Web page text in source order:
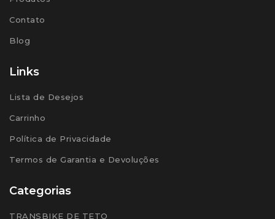
Contato
Blog
Links
Lista de Desejos
Carrinho
Política de Privacidade
Termos de Garantia e Devoluções
Categorias
TRANSBIKE DE TETO